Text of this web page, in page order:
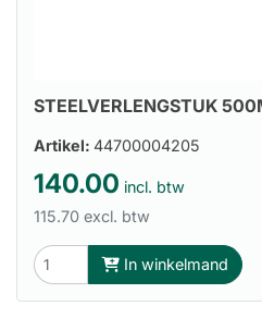
STEELVERLENGSTUK
Artikel: 44700004205
140.00 incl. btw
115.70 excl. btw
In winkelmand